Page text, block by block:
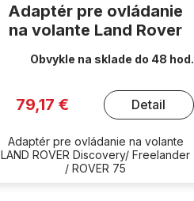
Adaptér pre ovládanie
na volante Land Rover
Obvykle na sklade do 48 hod.
79,17 € Detail
Adaptér pre ovládanie na volante
LAND ROVER Discovery/ Freelander
/ ROVER 75